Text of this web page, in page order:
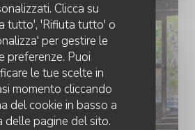
Clicca su
tutto', 'Rifiuta tutto' o
per gestire le
preferenze. Puoi
le tue scelte in
momento cliccando
del cookie in basso a
delle pagine del sito.